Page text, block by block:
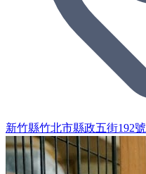
新竹縣竹北市縣政五街192號